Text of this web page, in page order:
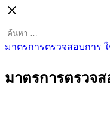
for:
มาตรการตรวจสอบการ
มาตรการตรวจ